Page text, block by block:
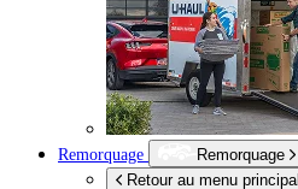
Remorquage
Remorquage
Retour au menu principal